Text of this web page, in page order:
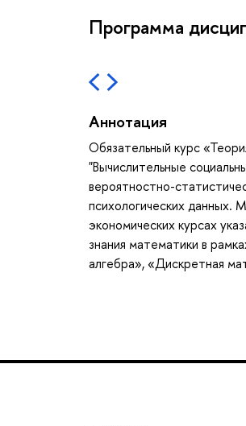
Программа
Аннотация
Обязательный курс
"Вычислительные
вероятностно-
психологических данных.
экономических курсах
знания математики в
алгебра», «Дискретная